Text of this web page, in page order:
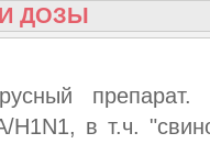
ДОЗЫ
H1N1, в т.ч.